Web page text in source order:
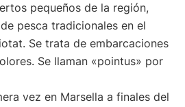
pequeños de la región,
pesca tradicionales en el
Se trata de embarcaciones
Se llaman «pointus» por
vez en Marsella a finales del